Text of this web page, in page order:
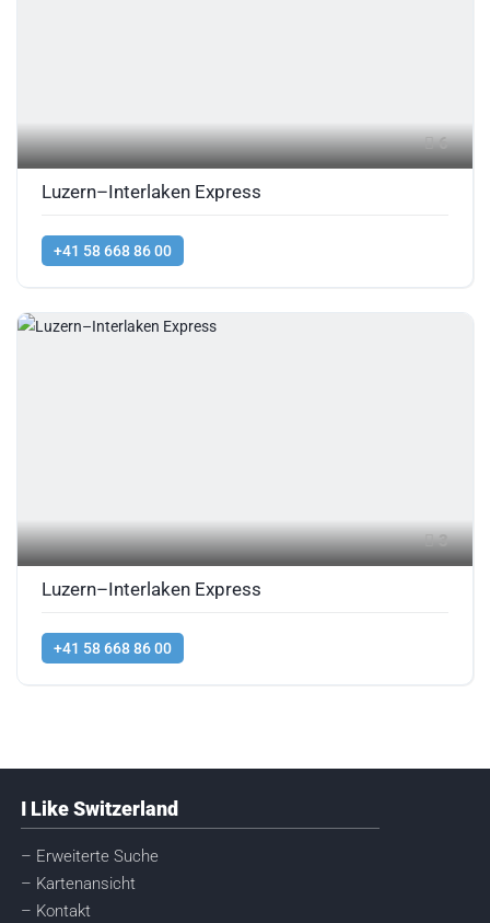
6
Luzern–Interlaken Express
+41 58 668 86 00
3
Luzern–Interlaken Express
+41 58 668 86 00
I Like Switzerland
– Erweiterte Suche
– Kartenansicht
– Kontakt